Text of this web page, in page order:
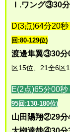
Ｉ.ワング③30
D(3点)64分20
回:80-129位)
渡邊隼翼③30分
区15位、21全6区
E(2点)65分00
95回:130-180位)
山田陽翔②29分